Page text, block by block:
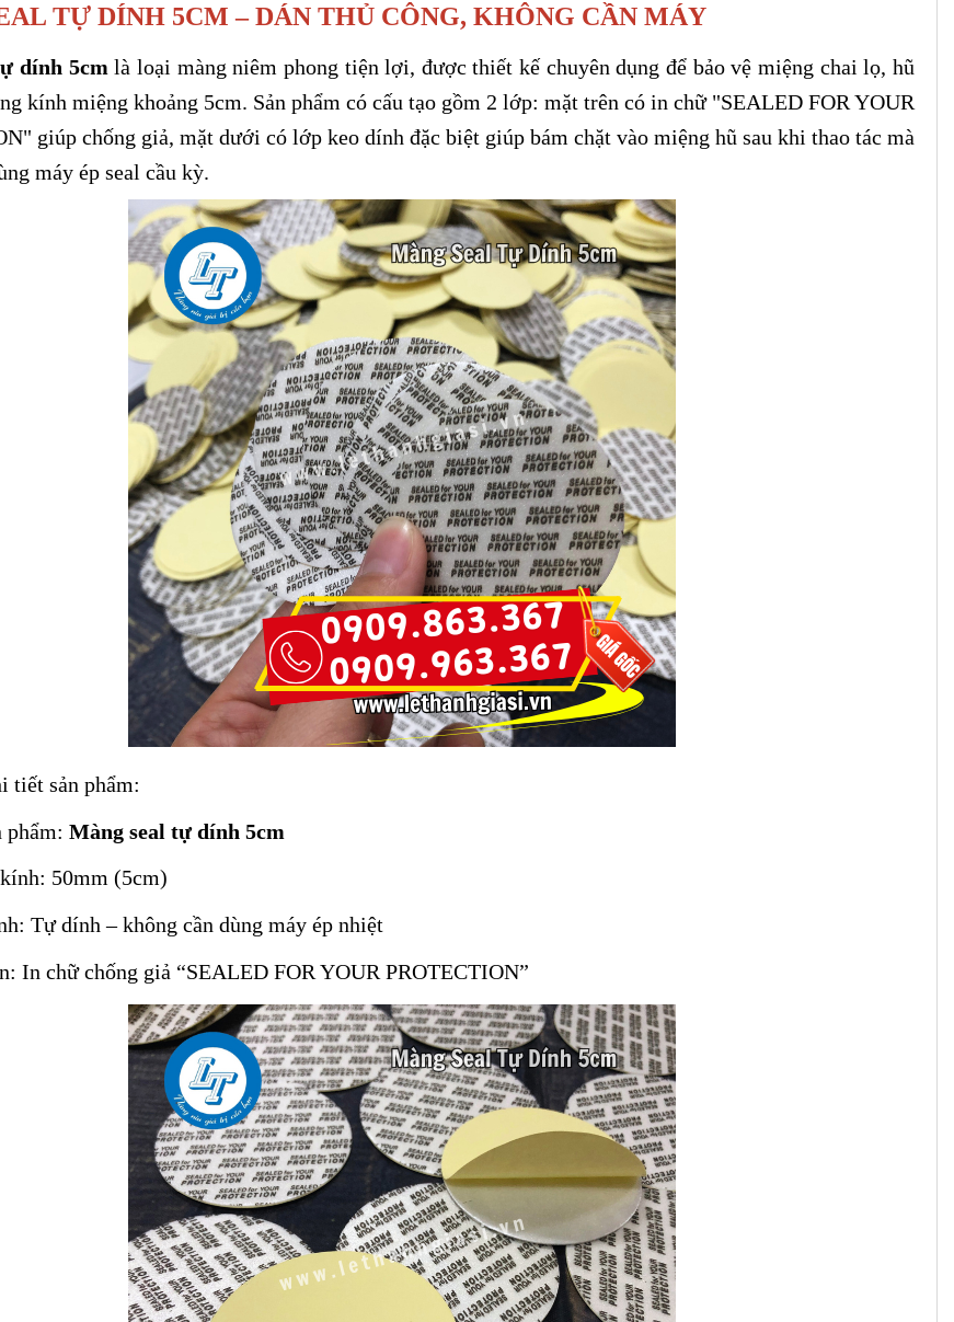
TỰ DÍNH 5CM – DÁN THỦ CÔNG, KHÔNG CẦN MÁY
dính 5cm là loại màng niêm phong tiện lợi, được thiết kế chuyên dụng để bảo vệ miệng chai lọ, hũ
kính miệng khoảng 5cm. Sản phẩm có cấu tạo gồm 2 lớp: mặt trên có in chữ "SEALED FOR YOUR
giúp chống giả, mặt dưới có lớp keo dính đặc biệt giúp bám chặt vào miệng hũ sau khi thao tác mà
máy ép seal cầu kỳ.
tiết sản phẩm:
phẩm: Màng seal tự dính 5cm
50mm (5cm)
Tự dính – không cần dùng máy ép nhiệt
In chữ chống giả “SEALED FOR YOUR PROTECTION”